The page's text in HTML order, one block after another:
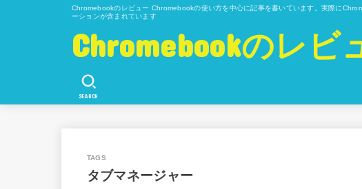
Chromebookのレビュー Chromebookの使い方を中心に記事を書いています。実際に
ーションが含まれています
Chromebookのレビ
SEARCH
タブマネージャー